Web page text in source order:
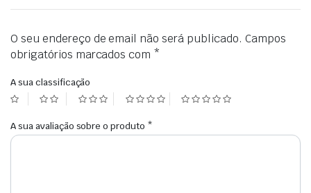
O seu endereço de email não será publicado. Campos
obrigatórios marcados com *
A sua classificação
A sua avaliação sobre o produto *